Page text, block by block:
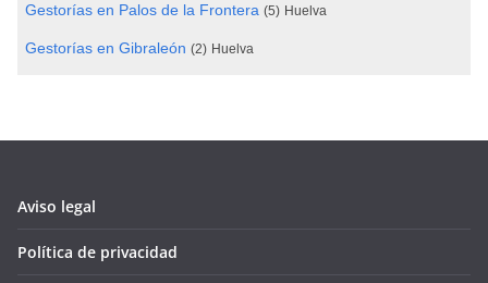
Gestorías en Palos de la Frontera (5) Huelva
Gestorías en Gibraleón (2) Huelva
Aviso legal
Política de privacidad